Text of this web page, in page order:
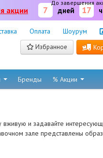
акции
До завершения
7 дней 17
Оплата Шоурум
Избранное
Бренды % Акции
вживую и задавайте
зале представлены